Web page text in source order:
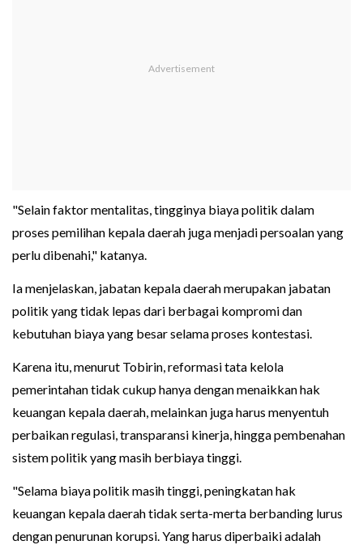
"Selain faktor mentalitas, tingginya biaya politik dalam
proses pemilihan kepala daerah juga menjadi persoalan yang
perlu dibenahi," katanya.
Ia menjelaskan, jabatan kepala daerah merupakan jabatan
politik yang tidak lepas dari berbagai kompromi dan
kebutuhan biaya yang besar selama proses kontestasi.
Karena itu, menurut Tobirin, reformasi tata kelola
pemerintahan tidak cukup hanya dengan menaikkan hak
keuangan kepala daerah, melainkan juga harus menyentuh
perbaikan regulasi, transparansi kinerja, hingga pembenahan
sistem politik yang masih berbiaya tinggi.
"Selama biaya politik masih tinggi, peningkatan hak
keuangan kepala daerah tidak serta-merta berbanding lurus
dengan penurunan korupsi. Yang harus diperbaiki adalah